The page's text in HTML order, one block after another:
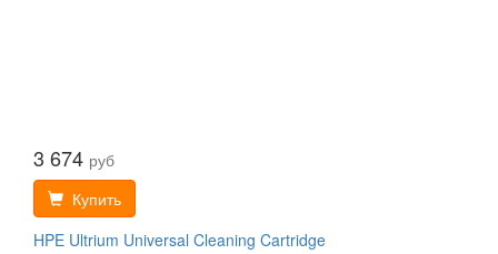
3 674 руб
Купить
HPE Ultrium Universal Cleaning Cartridge